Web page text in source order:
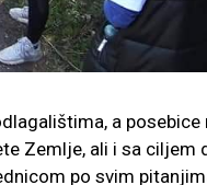
a posebice
Zemlje, ali i sa ciljem
po svim